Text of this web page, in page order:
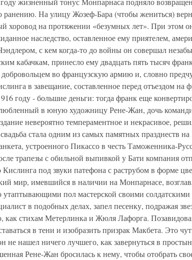
ранению. На улицу Жозеф-Бара (чтобы жениться)
хоровод на протяжении «безумных лет». При этом
наследство, оставленное ему приятелем,
с кем когда-то до войны он совершал
кабачкам, принесло ему двадцать пять тысяч
во французскую армию и, словно
в завещание, составленное перед отъездом на
году - большие деньги: тогда франк еще
в юную художницу Рене-Жан, дочь
невероятно темпераментное и некрасивое,
стала одним из самых памятных празднеств
устроенного Пикассо в честь Таможенника-
трапезы с обильной выпивкой у Бати компания
под звуки патефона с раструбом в форме
мир, имевшийся в наличии на Монпарнасе,
утаптывающими пол мастерской своими
в подобных делах, запел песенку, подражая
как стихам Метерлинка и Жюля Лафорга.
в тени и изобразить призрак Макбета. Это
не нашел ничего лучшего, как завернуться в
Рене-Жан бросилась к нему, чтобы отобрать